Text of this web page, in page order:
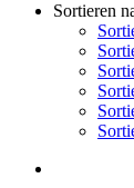
Sortieren